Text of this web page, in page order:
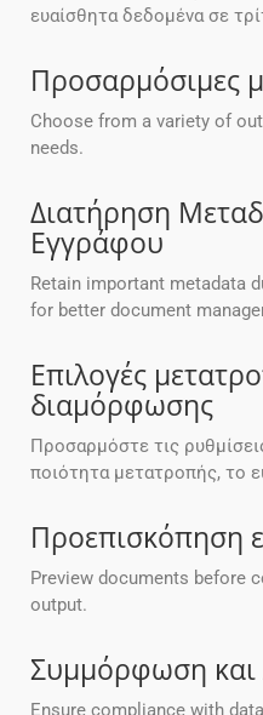
ευαίσθητα δεδομένα σε
Προσαρμόσιμες
Choose from a variety of
needs.
Διατήρηση
Εγγράφου
Retain important metadata
for better document
Επιλογές
διαμόρφωσης
Προσαρμόστε τις
ποιότητα μετατροπής, το
Προεπισκόπηση
Preview documents before
output.
Συμμόρφωση και
Ensure compliance with